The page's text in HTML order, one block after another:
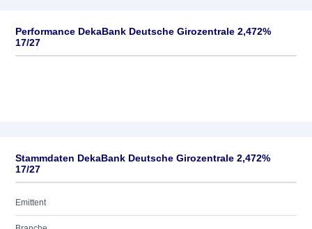
Performance DekaBank Deutsche Girozentrale 2,472%
17/27
Stammdaten DekaBank Deutsche Girozentrale 2,472%
17/27
Emittent